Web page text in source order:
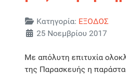
Λεπτομέρειες
Κατηγορία: ΕΞΟΔΟΣ
25 Νοεμβρίου 2017
Με απόλυτη επιτυχία
της Παρασκευής η